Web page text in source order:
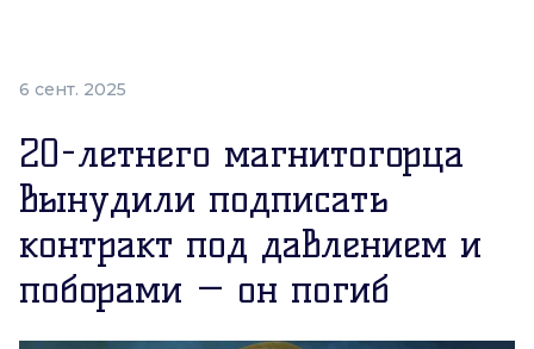
6 сент. 2025
20-летнего магнитогорца
вынудили подписать
контракт под давлением и
поборами — он погиб